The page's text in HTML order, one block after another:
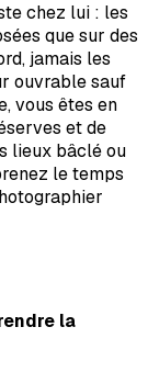
chez lui : les
que sur des
jamais les
ouvrable sauf
vous êtes en
et de
lieux bâclé ou
le temps
la